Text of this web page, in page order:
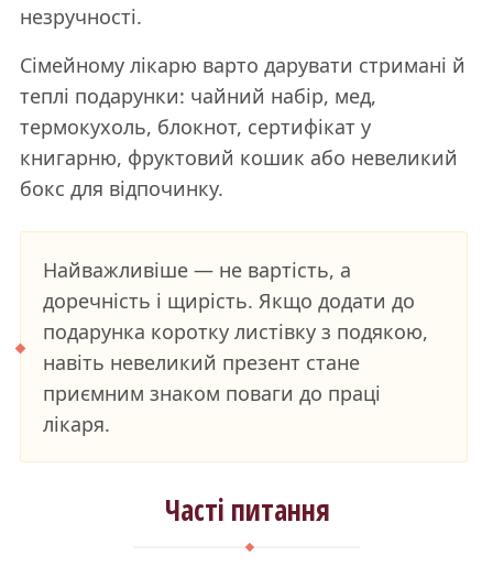
незручності.
Сімейному лікарю варто дарувати стримані й
теплі подарунки: чайний набір, мед,
термокухоль, блокнот, сертифікат у
книгарню, фруктовий кошик або невеликий
бокс для відпочинку.
Найважливіше — не вартість, а
доречність і щирість. Якщо додати до
подарунка коротку листівку з подякою,
навіть невеликий презент стане
приємним знаком поваги до праці
лікаря.
Часті питання